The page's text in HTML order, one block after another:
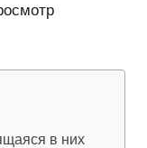
в них